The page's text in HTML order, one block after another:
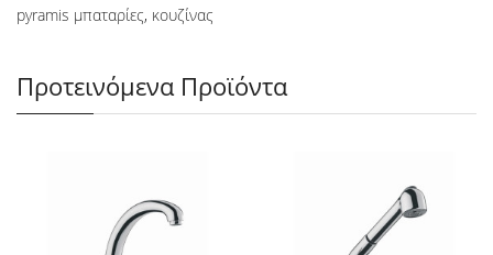
pyramis μπαταρίες, κουζίνας
Προτεινόμενα Προϊόντα